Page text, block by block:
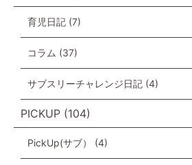
育児日記 (7)
コラム (37)
サブスリーチャレンジ日記 (4)
PICKUP (104)
PickUp(サブ） (4)